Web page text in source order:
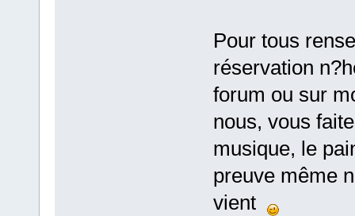
Pour tous
réservation
forum ou sur
nous, vous
musique, le
preuve même
vient